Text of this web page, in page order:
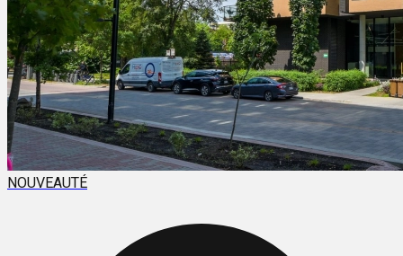
NOUVEAUTÉ